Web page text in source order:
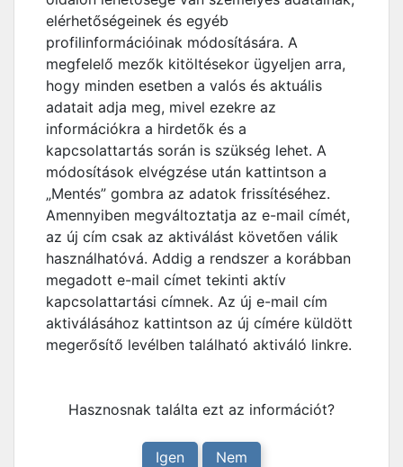
elérhetőségeinek és egyéb
profilinformációinak módosítására. A
megfelelő mezők kitöltésekor ügyeljen arra,
hogy minden esetben a valós és aktuális
adatait adja meg, mivel ezekre az
információkra a hirdetők és a
kapcsolattartás során is szükség lehet. A
módosítások elvégzése után kattintson a
„Mentés” gombra az adatok frissítéséhez.
Amennyiben megváltoztatja az e-mail címét,
az új cím csak az aktiválást követően válik
használhatóvá. Addig a rendszer a korábban
megadott e-mail címet tekinti aktív
kapcsolattartási címnek. Az új e-mail cím
aktiválásához kattintson az új címére küldött
megerősítő levélben található aktiváló linkre.
Hasznosnak találta ezt az információt?
Igen Nem